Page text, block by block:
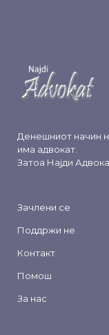
Денешниот начин
има адвокат.
Затоа Најди
Зачлени се
Поддржи не
Контакт
Помош
За нас